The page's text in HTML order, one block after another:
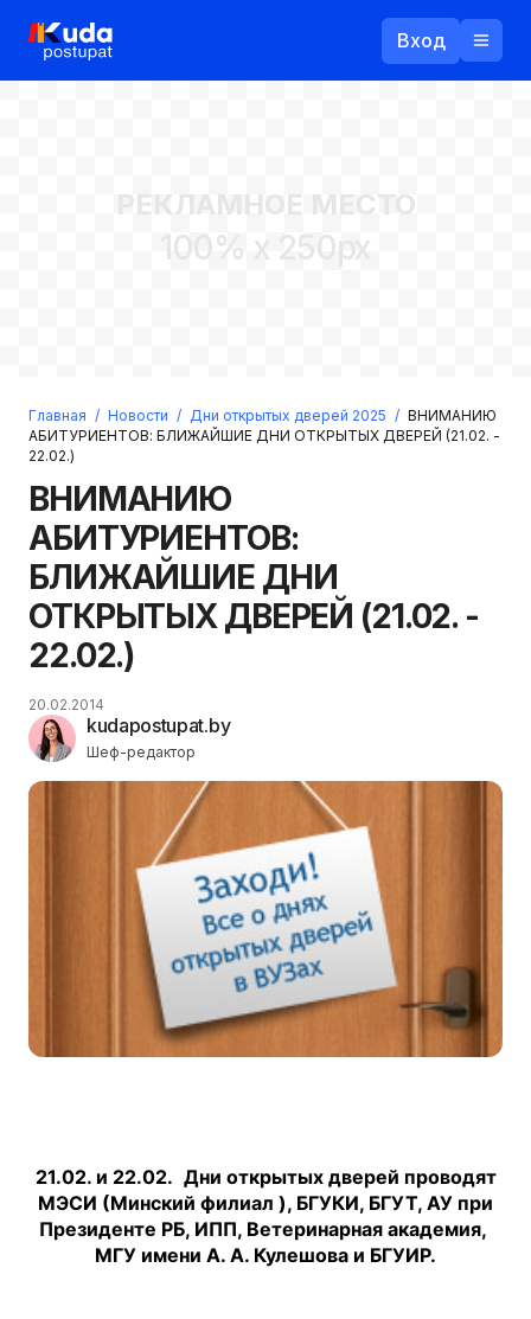
Вход
Войти
РЕКЛАМНОЕ МЕСТО
100% x 250px
Главная / Новости / Дни открытых дверей 2025 / ВНИМАНИЮ
АБИТУРИЕНТОВ: БЛИЖАЙШИЕ ДНИ ОТКРЫТЫХ ДВЕРЕЙ (21.02. -
22.02.)
ВНИМАНИЮ
АБИТУРИЕНТОВ:
БЛИЖАЙШИЕ ДНИ
ОТКРЫТЫХ ДВЕРЕЙ (21.02. -
22.02.)
kudapostupat.by
Шеф-редактор
20.02.2014
21.02. и 22.02. Дни открытых дверей проводят
МЭСИ (Минский филиал ), БГУКИ, БГУТ, АУ при
Президенте РБ, ИПП, Ветеринарная академия,
МГУ имени А. А. Кулешова и БГУИР.